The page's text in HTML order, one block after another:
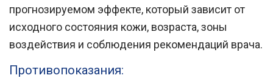
прогнозируемом эффекте, который зависит от
исходного состояния кожи, возраста, зоны
воздействия и соблюдения рекомендаций врача.
Противопоказания: